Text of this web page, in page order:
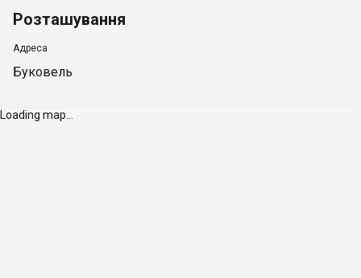
Розташування
Адреса
Буковель
Loading map...